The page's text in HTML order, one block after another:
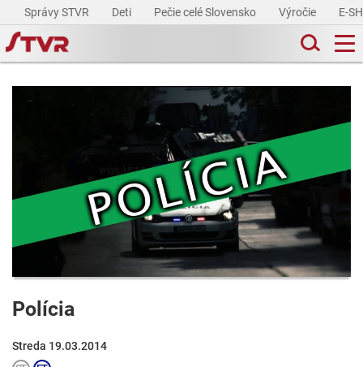
Správy STVR Deti Pečie celé Slovensko Výročie E-
Polícia
Streda 19.03.2014